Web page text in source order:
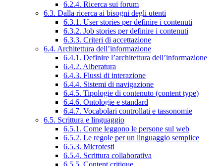
6.2.4. Ricerca sui forum
6.3. Dalla ricerca ai bisogni degli utenti
6.3.1. User stories per definire i contenuti
6.3.2. Job stories per definire i contenuti
6.3.3. Criteri di accettazione
6.4. Architettura dell’informazione
6.4.1. Definire l’architettura dell’informazione
6.4.2. Alberatura
6.4.3. Flussi di interazione
6.4.4. Sistemi di navigazione
6.4.5. Tipologie di contenuto (content type)
6.4.6. Ontologie e standard
6.4.7. Vocabolari controllati e tassonomie
6.5. Scrittura e linguaggio
6.5.1. Come leggono le persone sul web
6.5.2. Le regole per un linguaggio semplice
6.5.3. Microtesti
6.5.4. Scrittura collaborativa
6.5.5. Content critique